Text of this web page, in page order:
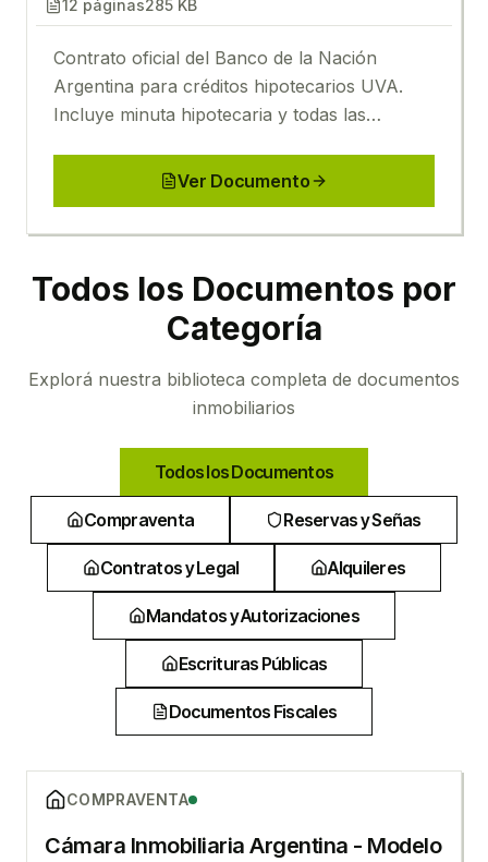
12 páginas285 KB
Contrato oficial del Banco de la Nación
Argentina para créditos hipotecarios UVA.
Incluye minuta hipotecaria y todas las
Ver Documento
Todos los Documentos por
Categoría
Explorá nuestra biblioteca completa de documentos
inmobiliarios
Todos los Documentos
Compraventa Reservas y Señas
Contratos y Legal Alquileres
Mandatos y Autorizaciones
Escrituras Públicas
Documentos Fiscales
VerCámara Inmobiliaria Argentina - Modelo Boleto
COMPRAVENTA
Cámara Inmobiliaria Argentina - Modelo